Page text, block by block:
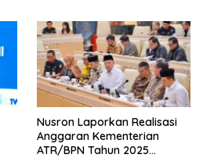
Nusron Laporkan Realisasi
Anggaran Kementerian
ATR/BPN Tahun 2025